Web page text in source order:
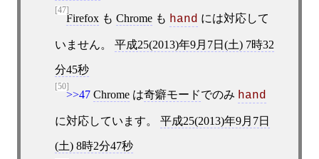
[47]
Firefoxも Chromeも hand には対応して
いません。 平成25(2013)年9月7日(土) 7時32
分45秒
[50]
>>47 Chromeは奇癖モードでのみ hand
に対応しています。 平成25(2013)年9月7日
(土) 8時2分47秒